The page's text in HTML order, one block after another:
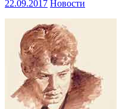
22.09.2017 Новости